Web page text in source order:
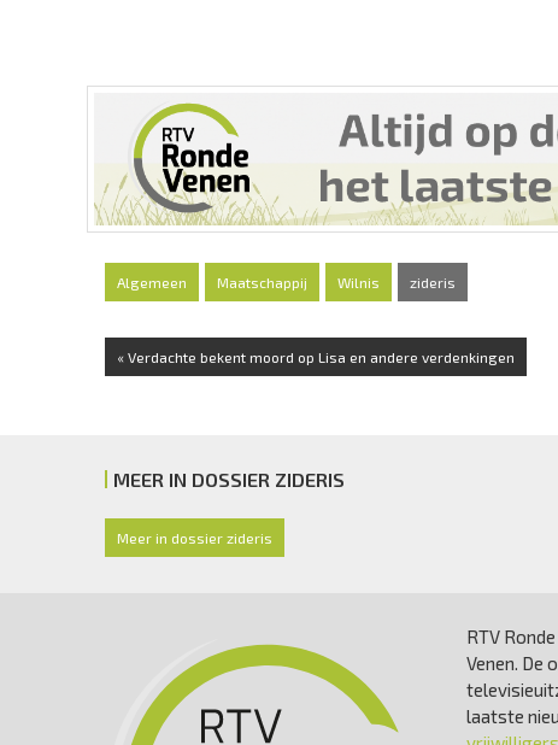
Algemeen Maatschappij Wilnis zideris
« Verdachte bekent moord op Lisa en andere verdenkingen
MEER IN DOSSIER ZIDERIS
Meer in dossier zideris
RTV
Venen. De
laatste